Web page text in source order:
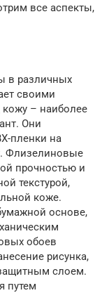
все аспекты,
в различных
своими
– наиболее
Они
пленки на
Флизелиновые
прочностью и
текстурой,
коже.
основе,
обоев
рисунка,
слоем.
путем